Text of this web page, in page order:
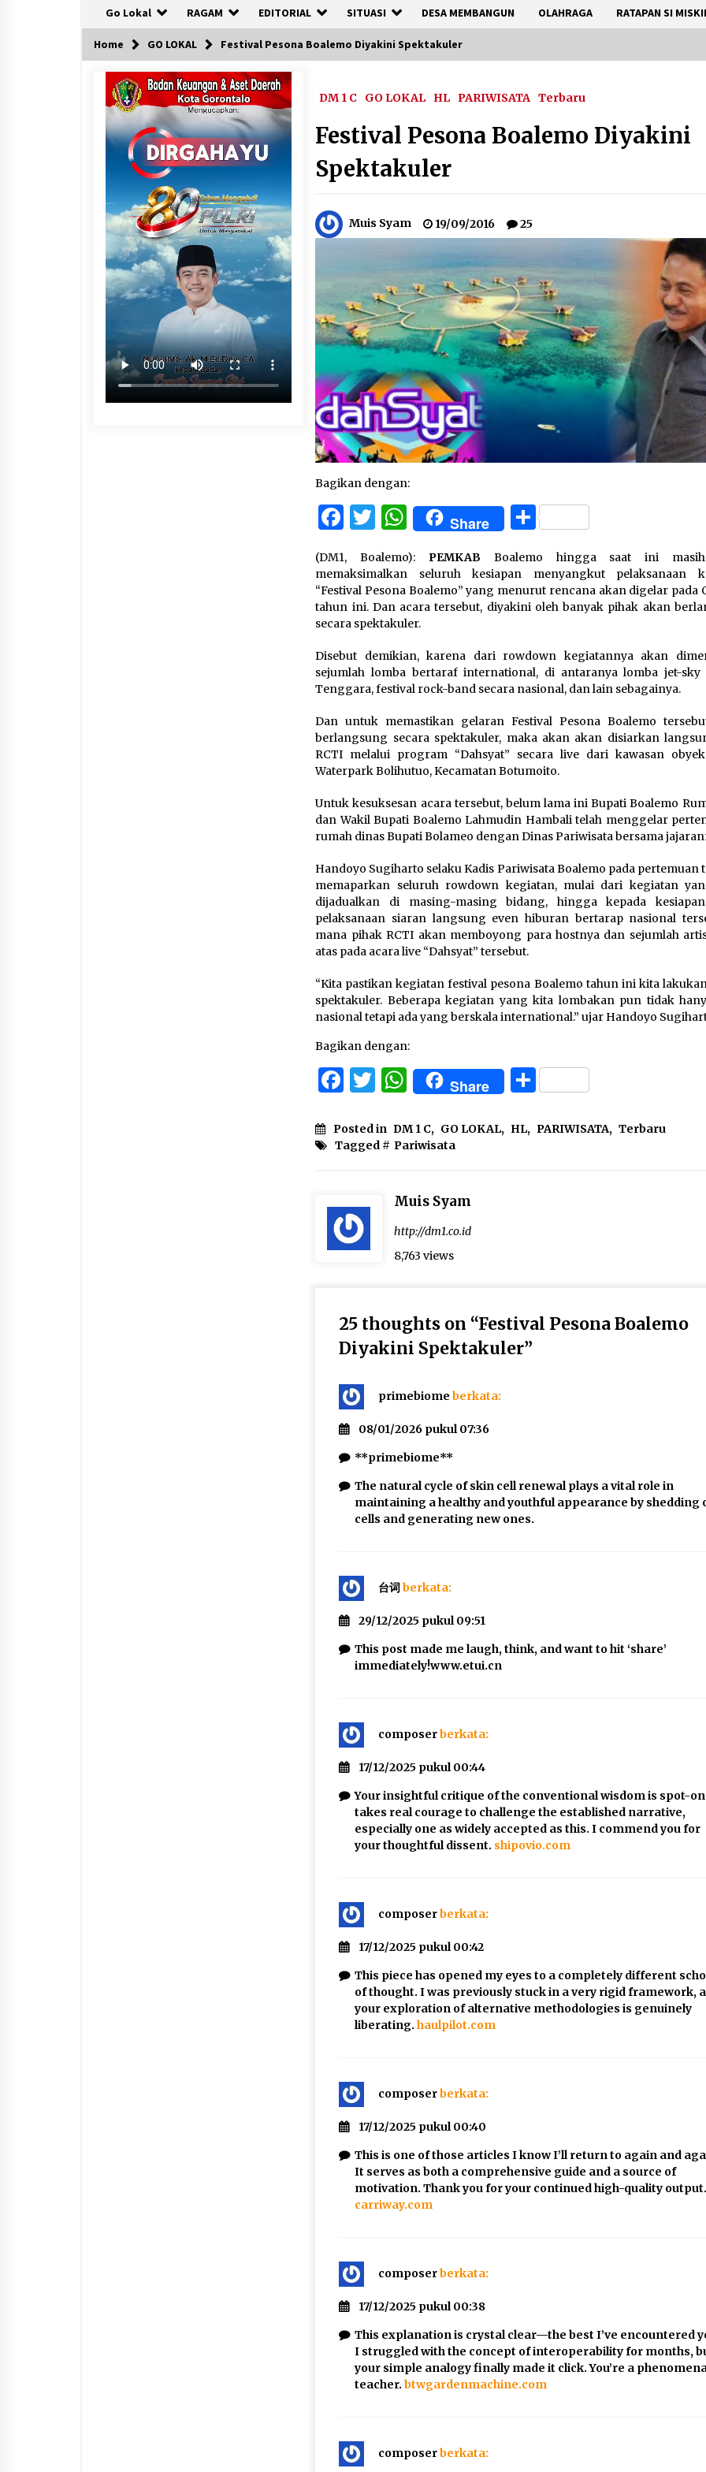
Go Lokal RAGAM EDITORIAL SITUASI DESA MEMBANGUN OLAHRAGA RATAPAN SI
Home GO LOKAL Festival Pesona Boalemo Diyakini Spektakuler
DM 1 C GO LOKAL HL PARIWISATA Terbaru
Festival Pesona Boalemo Diyakini
Spektakuler
Muis Syam 19/09/2016 25
Bagikan dengan:
Facebook
Twitter
WhatsApp
Share Share
(DM1, Boalemo): PEMKAB Boalemo hingga saat ini
memaksimalkan seluruh kesiapan menyangkut pelaksanaan
“Festival Pesona Boalemo” yang menurut rencana akan digelar pada
tahun ini. Dan acara tersebut, diyakini oleh banyak pihak akan
secara spektakuler.
Disebut demikian, karena dari rowdown kegiatannya akan
sejumlah lomba bertaraf international, di antaranya lomba jet-sky
Tenggara, festival rock-band secara nasional, dan lain sebagainya.
Dan untuk memastikan gelaran Festival Pesona Boalemo
berlangsung secara spektakuler, maka akan akan disiarkan
RCTI melalui program “Dahsyat” secara live dari kawasan
Waterpark Bolihutuo, Kecamatan Botumoito.
Untuk kesuksesan acara tersebut, belum lama ini Bupati Boalemo
dan Wakil Bupati Boalemo Lahmudin Hambali telah menggelar
rumah dinas Bupati Bolameo dengan Dinas Pariwisata bersama
Handoyo Sugiharto selaku Kadis Pariwisata Boalemo pada pertemuan
memaparkan seluruh rowdown kegiatan, mulai dari kegiatan
dijadualkan di masing-masing bidang, hingga kepada
pelaksanaan siaran langsung even hiburan bertarap nasional
mana pihak RCTI akan memboyong para hostnya dan sejumlah
atas pada acara live “Dahsyat” tersebut.
“Kita pastikan kegiatan festival pesona Boalemo tahun ini kita
spektakuler. Beberapa kegiatan yang kita lombakan pun tidak
nasional tetapi ada yang berskala international.” ujar Handoyo
Bagikan dengan:
Facebook
Twitter
WhatsApp
Share Share
Posted in DM 1 C, GO LOKAL, HL, PARIWISATA, Terbaru
Tagged # Pariwisata
Muis Syam
http://dm1.co.id
8,763 views
25 thoughts on “Festival Pesona Boalemo
Diyakini Spektakuler”
primebiome berkata:
08/01/2026 pukul 07:36
**primebiome**
The natural cycle of skin cell renewal plays a vital role in
maintaining a healthy and youthful appearance by shedding
cells and generating new ones.
台词berkata:
29/12/2025 pukul 09:51
This post made me laugh, think, and want to hit ‘share’
immediately!www.etui.cn
composerberkata:
17/12/2025 pukul 00:44
Your insightful critique of the conventional wisdom is spot-
takes real courage to challenge the established narrative,
especially one as widely accepted as this. I commend you for
your thoughtful dissent. shipovio.com
composerberkata:
17/12/2025 pukul 00:42
This piece has opened my eyes to a completely different
of thought. I was previously stuck in a very rigid framework,
your exploration of alternative methodologies is genuinely
liberating.haulpilot.com
composerberkata:
17/12/2025 pukul 00:40
This is one of those articles I know I’ll return to again and
It serves as both a comprehensive guide and a source of
motivation. Thank you for your continued high-quality
carriway.com
composerberkata:
17/12/2025 pukul 00:38
This explanation is crystal clear—the best I’ve encountered
I struggled with the concept of interoperability for months,
your simple analogy finally made it click. You’re a
teacher.btwgardenmachine.com
composerberkata: